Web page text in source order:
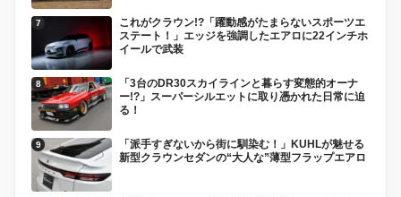
これがクラウン!?「躍動感がたまらないスポーツエ
ステート！」エッジを強調したエアロに22インチホ
イールで武装
「3台のDR30スカイラインと暮らす変態的オーナ
ー!?」スーパーシルエットに取り憑かれた日常に迫
る！
「派手すぎないから街に馴染む！」KUHLが魅せる
新型クラウンセダンの“大人な”薄型フラップエアロ